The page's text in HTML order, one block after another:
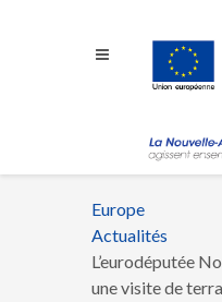
Fil
d'Ariane
Europe
Actualités
L’eurodéputée
une visite de